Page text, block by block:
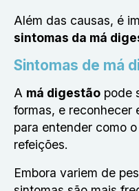
Além das causas, é
sintomas da má
Sintomas de má
A má digestão pode
formas, e reconhecer
para entender como
refeições.
Embora variem de